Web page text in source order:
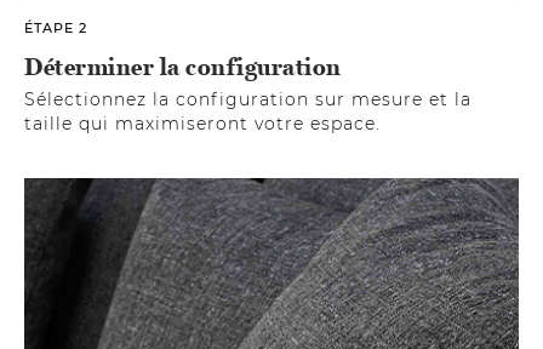
ÉTAPE 2
Déterminer la configuration
Sélectionnez la configuration sur mesure et la
taille qui maximiseront votre espace.